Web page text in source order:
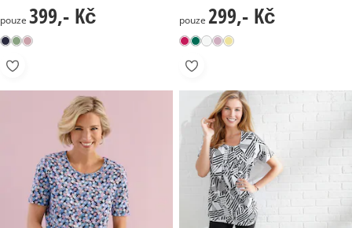
399,- Kč
pouze 399,- Kč
299,- Kč
pouze 299,- Kč